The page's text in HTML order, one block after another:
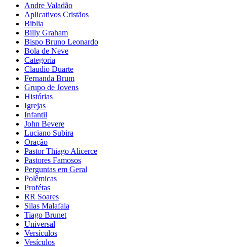
Andre Valadão
Aplicativos Cristãos
Biblia
Billy Graham
Bispo Bruno Leonardo
Bola de Neve
Categoria
Claudio Duarte
Fernanda Brum
Grupo de Jovens
Histórias
Igrejas
Infantil
John Bevere
Luciano Subira
Oração
Pastor Thiago Alicerce
Pastores Famosos
Perguntas em Geral
Polêmicas
Profétas
RR Soares
Silas Malafaia
Tiago Brunet
Universal
Versículos
Vesículos